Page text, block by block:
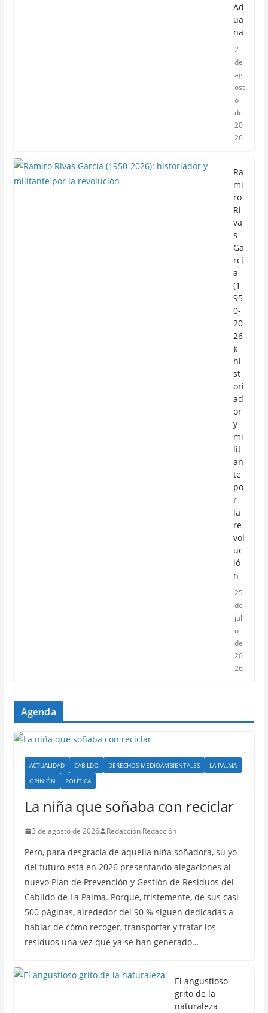
Ad
ua
na
2
de
ag
ost
o
de
20
26
Ra
mi
ro
Ri
va
s
Ga
rcí
a
(1
95
0-
20
26
):
hi
st
ori
ad
or
y
mi
lit
an
te
po
r
la
re
vol
uc
ió
n
25
de
juli
o
de
20
26
Agenda
ACTUALIDAD CABILDO DERECHOS MEDIOAMBIENTALES
LA PALMA
OPINIÓN
POLÍTICA
La niña que soñaba con reciclar
3 de agosto de 2026 Redacción Redacción
Pero, para desgracia de aquella niña soñadora, su yo
del futuro está en 2026 presentando alegaciones al
nuevo Plan de Prevención y Gestión de Residuos del
Cabildo de La Palma. Porque, tristemente, de sus casi
500 páginas, alrededor del 90 % siguen dedicadas a
hablar de cómo recoger, transportar y tratar los
residuos una vez que ya se han generado…
El angustioso
grito de la
naturaleza